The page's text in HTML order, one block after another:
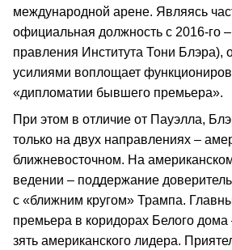
международной арене. Являясь
официальная должность с 2016-го
правления Института Тони Блэра),
усилиями воплощает
«дипломатии бывшего премьера».
При этом в отличие от Пауэлла,
только на двух направлениях –
ближневосточном. На
ведении – поддержание
с «ближним кругом» Трампа.
премьера в коридорах Белого
зять американского лидера.